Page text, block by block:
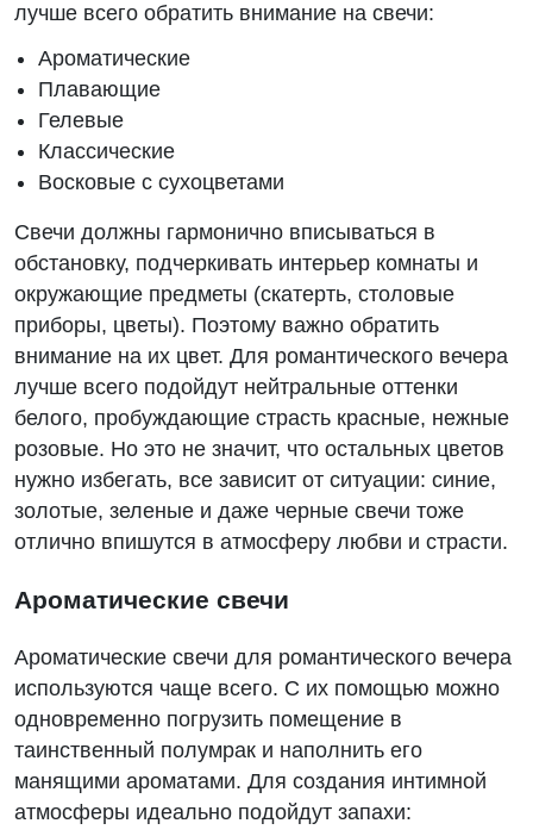
лучше всего обратить внимание на свечи:
Ароматические
Плавающие
Гелевые
Классические
Восковые с сухоцветами
Свечи должны гармонично вписываться в
обстановку, подчеркивать интерьер комнаты и
окружающие предметы (скатерть, столовые
приборы, цветы). Поэтому важно обратить
внимание на их цвет. Для романтического вечера
лучше всего подойдут нейтральные оттенки
белого, пробуждающие страсть красные, нежные
розовые. Но это не значит, что остальных цветов
нужно избегать, все зависит от ситуации: синие,
золотые, зеленые и даже черные свечи тоже
отлично впишутся в атмосферу любви и страсти.
Ароматические свечи
Ароматические свечи для романтического вечера
используются чаще всего. С их помощью можно
одновременно погрузить помещение в
таинственный полумрак и наполнить его
манящими ароматами. Для создания интимной
атмосферы идеально подойдут запахи: